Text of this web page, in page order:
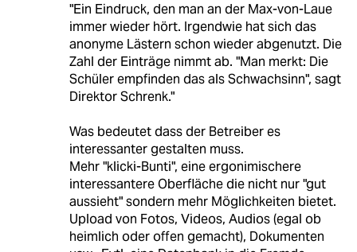
"Ein Eindruck, den man an der Max-von-Laue
immer wieder hört. Irgendwie hat sich das
anonyme Lästern schon wieder abgenutzt. Die
Zahl der Einträge nimmt ab. "Man merkt: Die
Schüler empfinden das als Schwachsinn", sagt
Direktor Schrenk."
Was bedeutet dass der Betreiber es
interessanter gestalten muss.
Mehr "klicki-Bunti", eine ergonimischere
interessantere Oberfläche die nicht nur "gut
aussieht" sondern mehr Möglichkeiten bietet.
Upload von Fotos, Videos, Audios (egal ob
heimlich oder offen gemacht), Dokumenten